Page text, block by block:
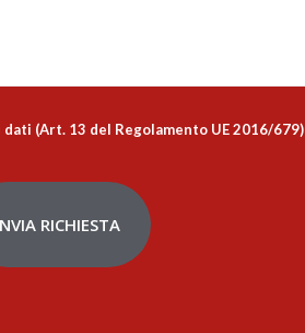
(Art. 13 del Regolamento UE 2016/679)
RICHIESTA